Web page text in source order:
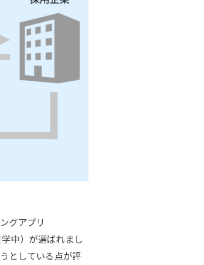
グアプリ
中）が選ばれまし
としている点が評